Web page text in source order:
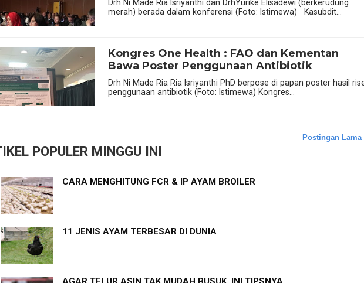
Drh Ni Made Ria Isriyanthi dan DrhYurike Elisadewi (berkerudung
merah) berada dalam konferensi (Foto: Istimewa) Kasubdit...
Kongres One Health : FAO dan Kementan
Bawa Poster Penggunaan Antibiotik
Drh Ni Made Ria Ria Isriyanthi PhD berpose di papan poster hasil
penggunaan antibiotik (Foto: Istimewa) Kongres...
Postingan Lama
POPULER MINGGU INI
CARA MENGHITUNG FCR & IP AYAM BROILER
11 JENIS AYAM TERBESAR DI DUNIA